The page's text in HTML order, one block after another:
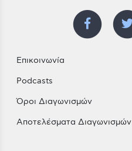
Επικοινωνία
Podcasts
Όροι Διαγωνισμών
Αποτελέσματα Διαγωνισμών